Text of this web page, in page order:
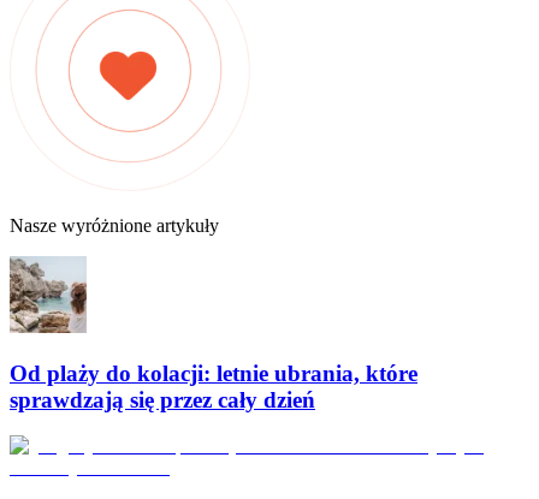
Nasze wyróżnione artykuły
Od plaży do kolacji: letnie ubrania, które
sprawdzają się przez cały dzień